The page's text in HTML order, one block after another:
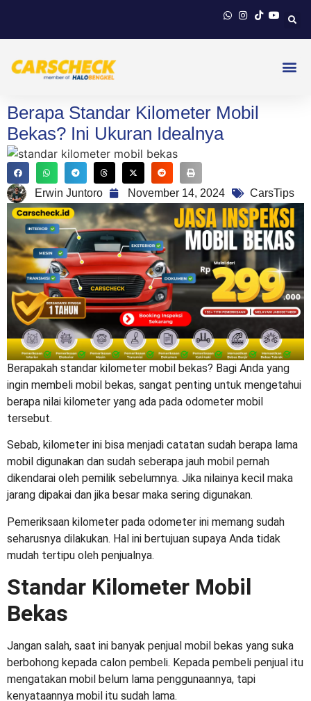
Berapa Standar Kilometer Mobil
Bekas? Ini Ukuran Idealnya
Erwin Juntoro November 14, 2024 CarsTips
Berapakah standar kilometer mobil bekas? Bagi Anda yang
ingin membeli mobil bekas, sangat penting untuk mengetahui
berapa nilai kilometer yang ada pada odometer mobil
tersebut.
Sebab, kilometer ini bisa menjadi catatan sudah berapa lama
mobil digunakan dan sudah seberapa jauh mobil pernah
dikendarai oleh pemilik sebelumnya. Jika nilainya kecil maka
jarang dipakai dan jika besar maka sering digunakan.
Pemeriksaan kilometer pada odometer ini memang sudah
seharusnya dilakukan. Hal ini bertujuan supaya Anda tidak
mudah tertipu oleh penjualnya.
Standar Kilometer Mobil
Bekas
Jangan salah, saat ini banyak penjual mobil bekas yang suka
berbohong kepada calon pembeli. Kepada pembeli penjual itu
mengatakan mobil belum lama penggunaannya, tapi
kenyataannya mobil itu sudah lama.